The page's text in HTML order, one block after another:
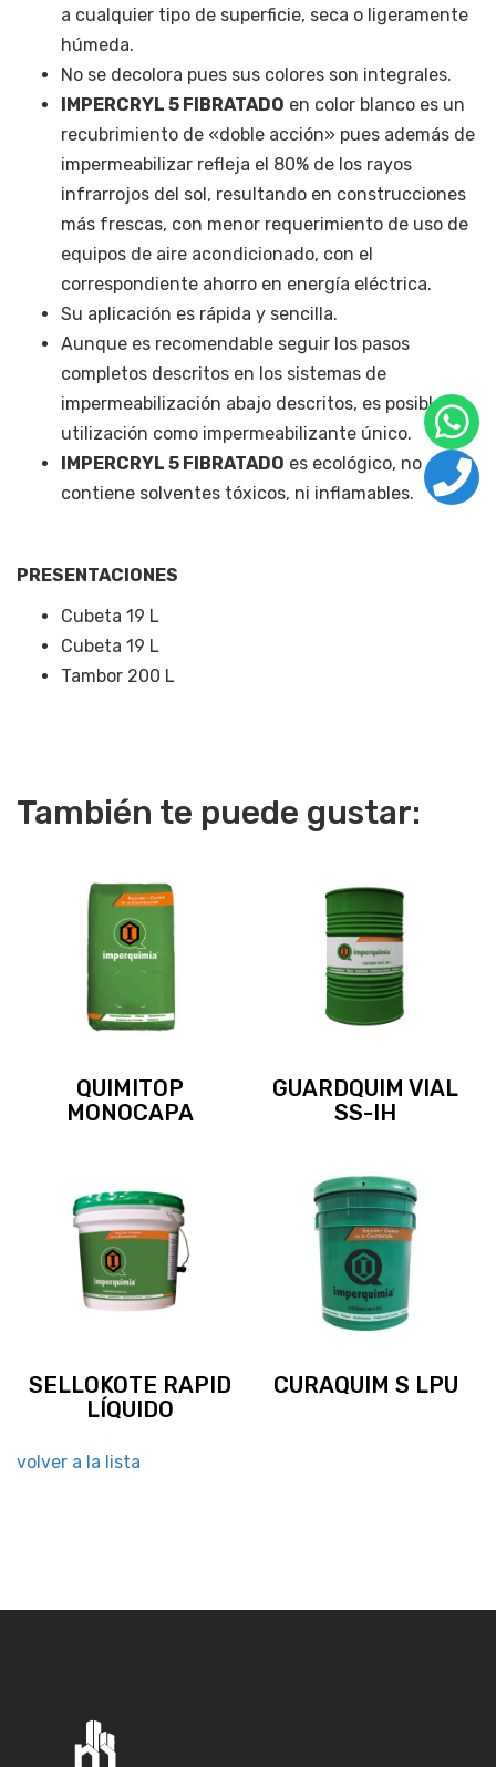
a cualquier tipo de superficie, seca o ligeramente
húmeda.
No se decolora pues sus colores son integrales.
IMPERCRYL 5 FIBRATADO en color blanco es un
recubrimiento de «doble acción» pues además de
impermeabilizar refleja el 80% de los rayos
infrarrojos del sol, resultando en construcciones
más frescas, con menor requerimiento de uso de
equipos de aire acondicionado, con el
correspondiente ahorro en energía eléctrica.
Su aplicación es rápida y sencilla.
Aunque es recomendable seguir los pasos
completos descritos en los sistemas de
impermeabilización abajo descritos, es posible su
utilización como impermeabilizante único.
IMPERCRYL 5 FIBRATADO es ecológico, no
contiene solventes tóxicos, ni inflamables.
PRESENTACIONES
Cubeta 19 L
Cubeta 19 L
Tambor 200 L
También te puede gustar:
QUIMITOP
MONOCAPA
GUARDQUIM VIAL
SS-IH
SELLOKOTE RAPID
LÍQUIDO
CURAQUIM S LPU
volver a la lista